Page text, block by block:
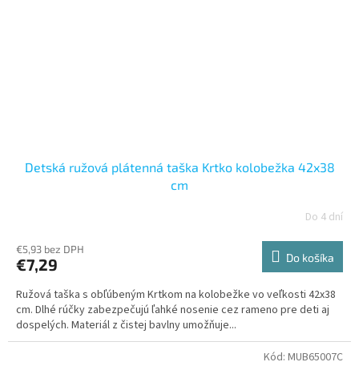
Detská ružová plátenná taška Krtko kolobežka 42x38
cm
Do 4 dní
€5,93 bez DPH
€7,29 Do košíka
Ružová taška s obľúbeným Krtkom na kolobežke vo veľkosti 42x38
cm. Dlhé rúčky zabezpečujú ľahké nosenie cez rameno pre deti aj
dospelých. Materiál z čistej bavlny umožňuje...
Kód: MUB65007C